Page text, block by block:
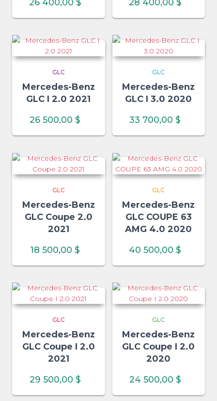
26 400,00 $ 28 400,00 $
GLC
Mercedes-Benz
GLC I 2.0 2021
26 500,00 $
GLC
Mercedes-Benz
GLC I 3.0 2020
33 700,00 $
GLC
Mercedes-Benz
GLC Coupe 2.0
2021
18 500,00 $
GLC
Mercedes-Benz
GLC COUPE 63
AMG 4.0 2020
40 500,00 $
GLC
Mercedes-Benz
GLC Coupe I 2.0
2021
29 500,00 $
GLC
Mercedes-Benz
GLC Coupe I 2.0
2020
24 500,00 $